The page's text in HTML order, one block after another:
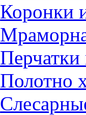
Коронки
Перчатки
Полотно